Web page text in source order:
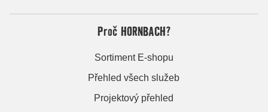
Proč HORNBACH?
Sortiment E-shopu
Přehled všech služeb
Projektový přehled